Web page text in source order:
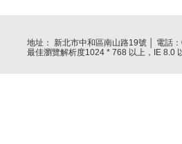
地址： 新北市中和區南山路19號 │ 電話
最佳瀏覽解析度1024 * 768 以上，IE 8.0